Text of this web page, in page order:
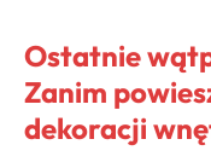
Ostatnie
Zanim
dekoracji